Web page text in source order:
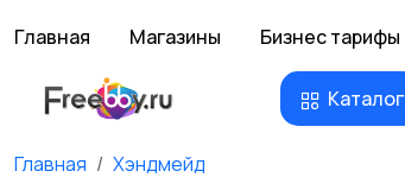
Главная Магазины Бизнес тарифы
Каталог
Главная Хэндмейд